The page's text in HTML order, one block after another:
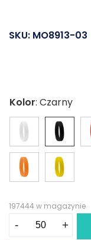
SKU: MO8913-03
Kolor: Czarny
197444 w magazynie
- +